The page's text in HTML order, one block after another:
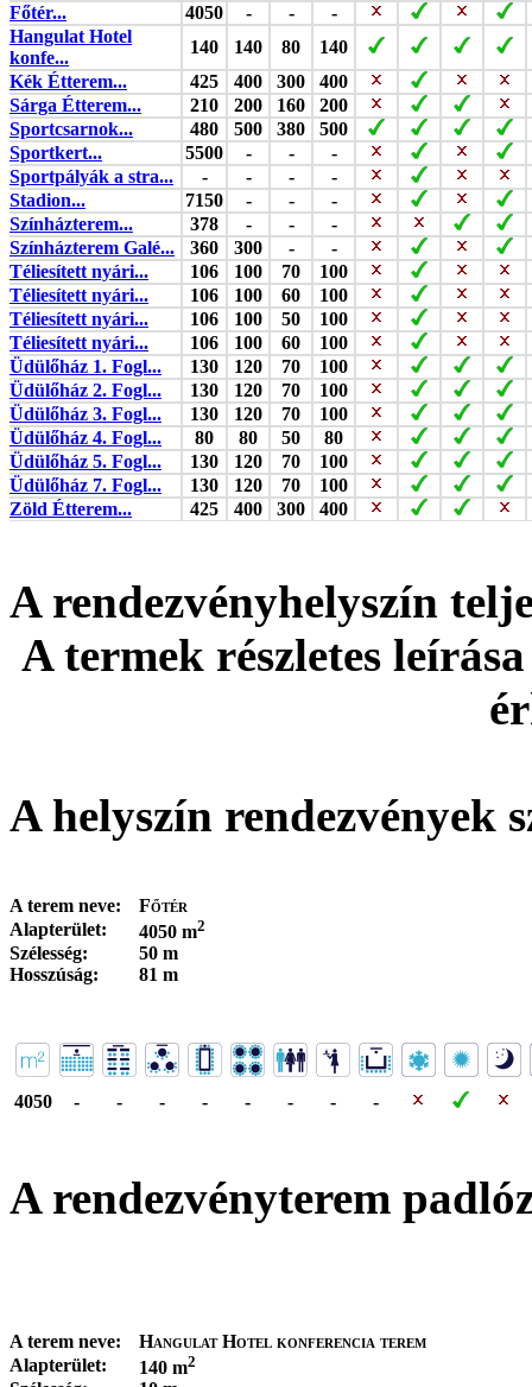
Főtér...
4050 - -
-
Hangulat Hotel
konfe...
140 140 80
140
Kék Étterem...
425 400 300
400
Sárga Étterem...
210 200 160
200
Sportcsarnok...
480 500 380
500
Sportkert...
5500 - -
-
Sportpályák a stra...
- - -
-
Stadion...
7150 - -
-
Színházterem...
378 - -
-
Színházterem Galé...
360 300 -
-
Téliesített nyári...
106 100 70
100
Téliesített nyári...
106 100 60
100
Téliesített nyári...
106 100 50
100
Téliesített nyári...
106 100 60
100
Üdülőház 1. Fogl...
130 120 70
100
Üdülőház 2. Fogl...
130 120 70
100
Üdülőház 3. Fogl...
130 120 70
100
Üdülőház 4. Fogl...
80 80 50
80
Üdülőház 5. Fogl...
130 120 70
100
Üdülőház 7. Fogl...
130 120 70
100
Zöld Étterem...
425 400 300 400
A rendezvényhelyszín
A termek részletes
A helyszín rendezvények
A terem neve:
Főtér
Alapterület:
4050 m2
Szélesség:
50 m
Hosszúság:
81 m
4050 - - - - - - - -
A rendezvényterem
A terem neve:
Hangulat Hotel konferencia terem
Alapterület:
140 m2